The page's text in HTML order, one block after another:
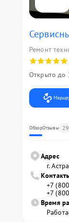
Ремонт
Открыто до
ОбзорОтзывы
Адрес
г.
+7
+7
Время